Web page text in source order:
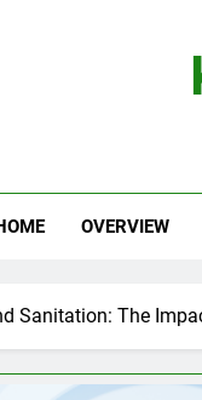
OVERVIEW
Sanitation: The